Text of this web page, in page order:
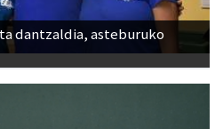
dantzaldia, asteburuko